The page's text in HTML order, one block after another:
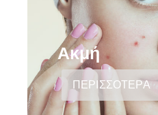
Ακμή
ΠΕΡΙΣΣΟΤΕΡΑ